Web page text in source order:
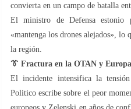
convierta en un campo de batalla
El ministro de Defensa estonio
«mantenga los drones alejados», lo
la región.
👔 Fractura en la OTAN y Europa
El incidente intensifica la
Politico escribe sobre el peor